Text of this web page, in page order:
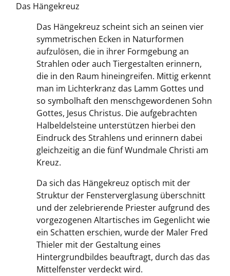
Das Hängekreuz
Das Hängekreuz scheint sich an seinen vier
symmetrischen Ecken in Naturformen
aufzulösen, die in ihrer Formgebung an
Strahlen oder auch Tiergestalten erinnern,
die in den Raum hineingreifen. Mittig erkennt
man im Lichterkranz das Lamm Gottes und
so symbolhaft den menschgewordenen Sohn
Gottes, Jesus Christus. Die aufgebrachten
Halbeldelsteine unterstützen hierbei den
Eindruck des Strahlens und erinnern dabei
gleichzeitig an die fünf Wundmale Christi am
Kreuz.
Da sich das Hängekreuz optisch mit der
Struktur der Fensterverglasung überschnitt
und der zelebrierende Priester aufgrund des
vorgezogenen Altartisches im Gegenlicht wie
ein Schatten erschien, wurde der Maler Fred
Thieler mit der Gestaltung eines
Hintergrundbildes beauftragt, durch das das
Mittelfenster verdeckt wird.